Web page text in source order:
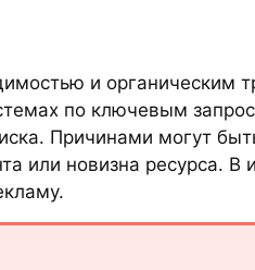
и органическим
по ключевым
Причинами могут
или новизна ресурса. В